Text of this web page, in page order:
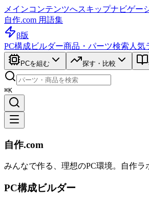
メインコンテンツへスキップナビゲー
自作.com 用語集
β版
PC構成ビルダー商品・パーツ検索 人気
PCを組む 探す・比較
⌘K
自作.com
みんなで作る、理想のPC環境。 自作ラ
PC構成ビルダー